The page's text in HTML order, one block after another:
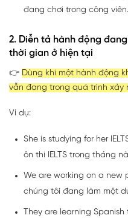
đang chơi trong công
2. Diễn tả hành động
thời gian ở hiện tại
👉 Dùng khi một hành động
vẫn đang trong quá trình xảy
Ví dụ:
She is studying for her
ôn thi IELTS trong tháng
We are working on a new
chúng tôi đang làm một
They are learning